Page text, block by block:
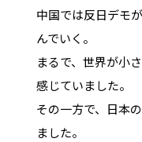
中国では反日デモ
んでいく。
まるで、世界が小
感じていました。
その一方で、日本
ました。